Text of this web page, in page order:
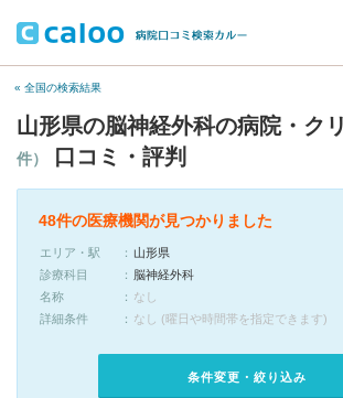
« 全国の検索結果
山形県の脳神経外科の病院・ク
件）
口コミ・評判
48件の医療機関が見つかりました
エリア・駅
山形県
診療科目
脳神経外科
名称
なし
詳細条件
なし (曜日や時間帯を指定できます)
条件変更・絞り込み